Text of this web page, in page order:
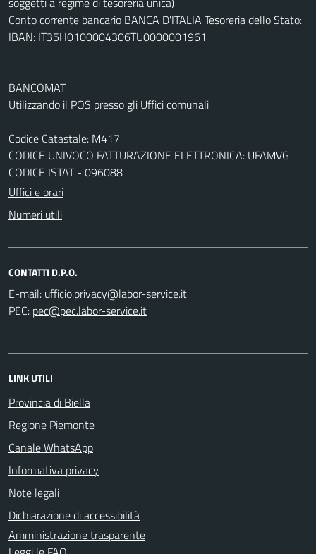
Conto corrente bancario BANCA D'ITALIA Tesoreria dello Stato:
IBAN: IT35H0100004306TU0000001961
BANCOMAT
Utilizzando il POS presso gli Uffici comunali
Codice Catastale: M417
CODICE UNIVOCO FATTURAZIONE ELETTRONICA: UFAMVG
CODICE ISTAT - 096088
Uffici e orari
Numeri utili
CONTATTI D.P.O.
E-mail:
PEC:
LINK UTILI
Provincia di Biella
Regione Piemonte
Canale WhatsApp
Informativa privacy
Note legali
Dichiarazione di accessibilità
Amministrazione trasparente